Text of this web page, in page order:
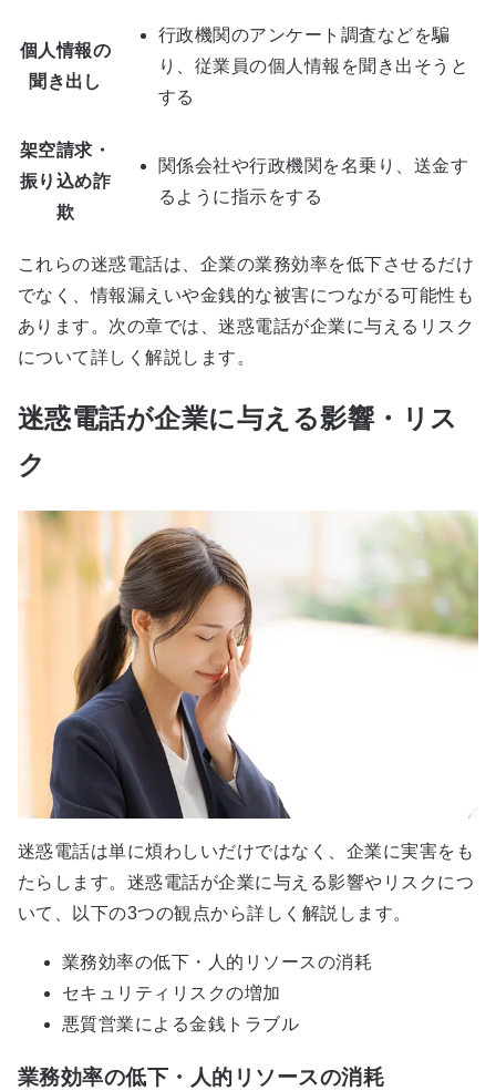
個人情報の
聞き出し
行政機関のアンケート調査などを騙
り、従業員の個人情報を聞き出そうと
する
架空請求・
振り込め詐
欺
関係会社や行政機関を名乗り、送金す
るように指示をする
これらの迷惑電話は、企業の業務効率を低下させるだけ
でなく、情報漏えいや金銭的な被害につながる可能性も
あります。次の章では、迷惑電話が企業に与えるリスク
について詳しく解説します。
迷惑電話が企業に与える影響・リス
ク
迷惑電話は単に煩わしいだけではなく、企業に実害をも
たらします。迷惑電話が企業に与える影響やリスクにつ
いて、以下の3つの観点から詳しく解説します。
業務効率の低下・人的リソースの消耗
セキュリティリスクの増加
悪質営業による金銭トラブル
業務効率の低下・人的リソースの消耗